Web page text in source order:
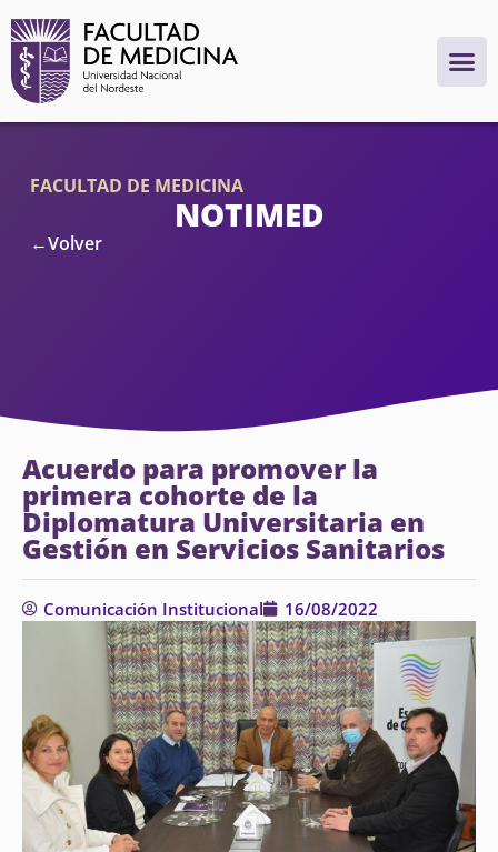
FACULTAD DE MEDICINA
NOTIMED
←Volver
Acuerdo para promover la
primera cohorte de la
Diplomatura Universitaria en
Gestión en Servicios Sanitarios
Comunicación Institucional 16/08/2022